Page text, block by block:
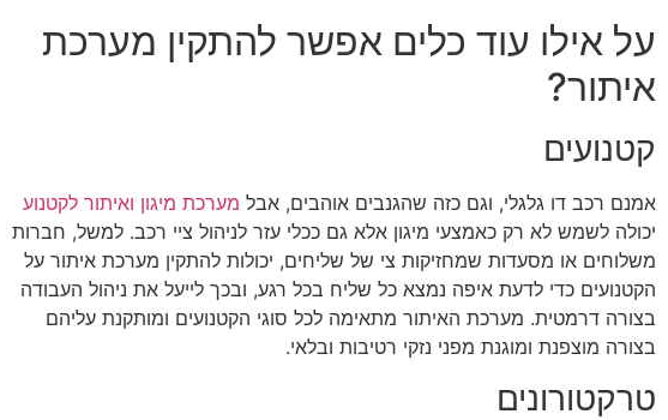
על אילו עוד כלים אפשר להתקין מערכת
איתור?
קטנועים
אמנם רכב דו גלגלי, וגם כזה שהגנבים אוהבים, אבל מערכת מיגון ואיתור לקטנוע
יכולה לשמש לא רק כאמצעי מיגון אלא גם ככלי עזר לניהול ציי רכב. למשל, חברות
משלוחים או מסעדות שמחזיקות צי של שליחים, יכולות להתקין מערכת איתור על
הקטנועים כדי לדעת איפה נמצא כל שליח בכל רגע, ובכך לייעל את ניהול העבודה
בצורה דרמטית. מערכת האיתור מתאימה לכל סוגי הקטנועים ומותקנת עליהם
בצורה מוצפנת ומוגנת מפני נזקי רטיבות ובלאי.
טרקטורונים